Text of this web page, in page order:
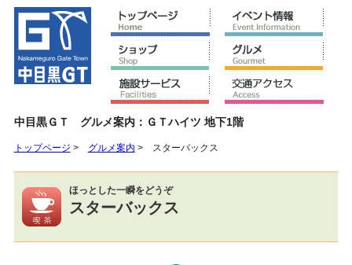
中目黒ＧＴ グルメ案内：ＧＴハイツ 地下1階
トップページ > グルメ案内 > スターバックス
ほっとした一瞬をどうぞ
スターバックス